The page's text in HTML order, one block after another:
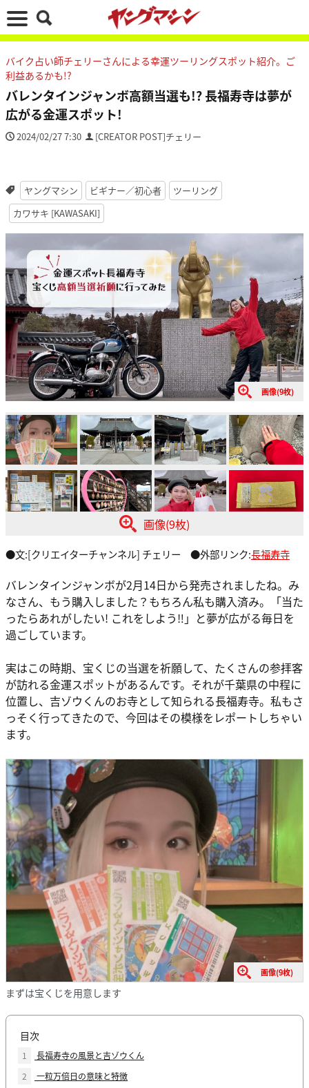
バイク占い師チェリーさんによる幸運ツーリングスポット紹介。ご
利益あるかも!?
バレンタインジャンボ高額当選も!? 長福寿寺は夢が
広がる金運スポット!
2024/02/27 7:30 [CREATOR POST]チェリー
ヤングマシン ビギナー／初心者
ツーリング
カワサキ [KAWASAKI]
画像(9枚)
画像(9枚)
●文:[クリエイターチャンネル] チェリー ●外部リンク:長福寿寺
バレンタインジャンボが2月14日から発売されましたね。み
なさん、もう購入しました？もちろん私も購入済み。「当た
ったらあれがしたい! これをしよう‼」と夢が広がる毎日を
過ごしています。
実はこの時期、宝くじの当選を祈願して、たくさんの参拝客
が訪れる金運スポットがあるんです。それが千葉県の中程に
位置し、吉ゾウくんのお寺として知られる長福寿寺。私もさ
っそく行ってきたので、今回はその模様をレポートしちゃい
ます。
画像(9枚)
まずは宝くじを用意します
目次
1
長福寿寺の風景と吉ゾウくん
2
一粒万倍日の意味と特徴